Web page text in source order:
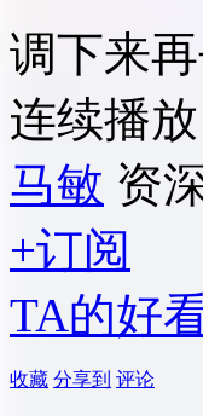
调下来再
连续播放
马敏 资
+订阅
TA的好
收藏 分享到 评论